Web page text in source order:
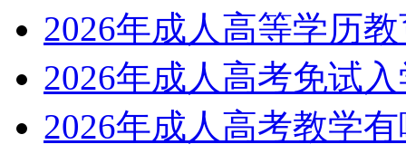
2026年成人高等学历
2026年成人高考免试
2026年成人高考教学